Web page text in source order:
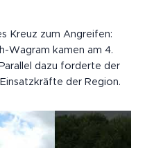
Kreuz zum Angreifen:
Wagram kamen am 4.
dazu forderte der
der Region.